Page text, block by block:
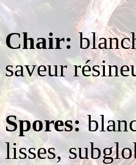
Chair:
saveur
Spores:
lisses,